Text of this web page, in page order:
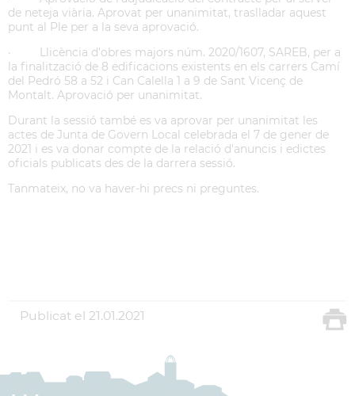
de neteja viària. Aprovat per unanimitat, traslladar aquest
punt al Ple per a la seva aprovació.
· Llicència d’obres majors núm. 2020/1607, SAREB, per a
la finalització de 8 edificacions existents en els carrers Camí
del Pedró 58 a 52 i Can Calella 1 a 9 de Sant Vicenç de
Montalt. Aprovació per unanimitat.
Durant la sessió també es va aprovar per unanimitat les
actes de Junta de Govern Local celebrada el 7 de gener de
2021 i es va donar compte de la relació d'anuncis i edictes
oficials publicats des de la darrera sessió.
Tanmateix, no va haver-hi precs ni preguntes.
Publicat el 21.01.2021